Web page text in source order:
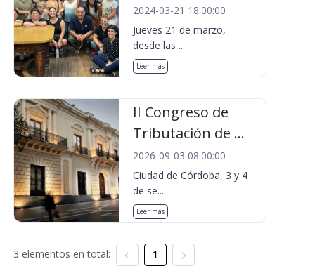
2024-03-21 18:00:00
Jueves 21 de marzo,
desde las ...
Leer más
II Congreso de
Tributación de ...
2026-09-03 08:00:00
Ciudad de Córdoba, 3 y 4
de se...
Leer más
3 elementos en total: 1